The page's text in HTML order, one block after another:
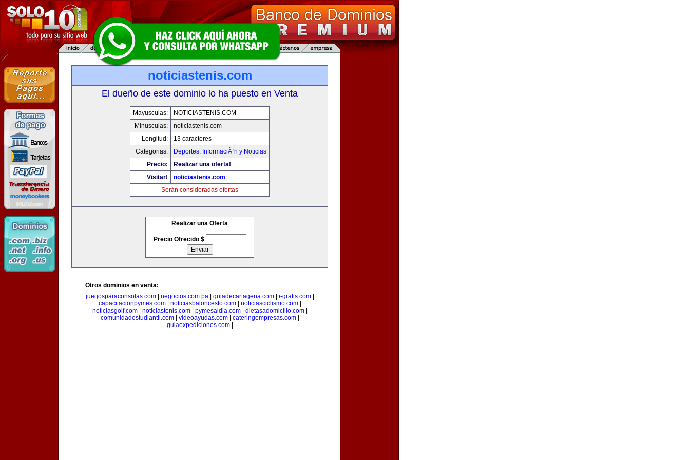
noticiastenis.com
El dueño de este dominio lo ha puesto en Venta
Mayusculas:
NOTICIASTENIS.COM
Minusculas:
noticiastenis.com
Longitud:
13 caracteres
Categorias:
Deportes, InformaciÃ³n y Noticias
Precio:
Realizar una oferta!
Visitar!
noticiastenis.com
Serán consideradas ofertas
Realizar una Oferta
Precio Ofrecido $
Otros dominios en venta:
juegosparaconsolas.com| negocios.com.pa| guiadecartagena.com| i-gratis.com|
capacitacionpymes.com| noticiasbaloncesto.com| noticiasciclismo.com|
noticiasgolf.com| noticiastenis.com| pymesaldia.com| dietasadomicilio.com|
comunidadestudiantil.com| videoayudas.com| cateringempresas.com|
guiaexpediciones.com|